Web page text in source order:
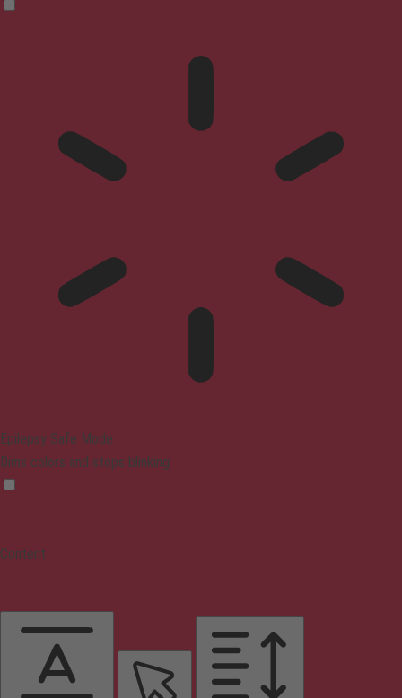
Epilepsy Safe Mode
Dims colors and stops blinking
Content